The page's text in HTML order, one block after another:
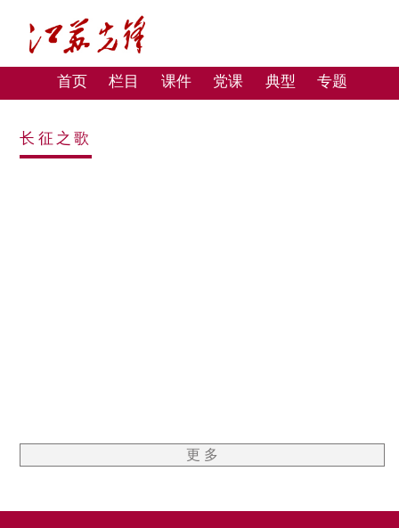
首页 栏目 课件 党课 典型 专题
长征之歌
更 多